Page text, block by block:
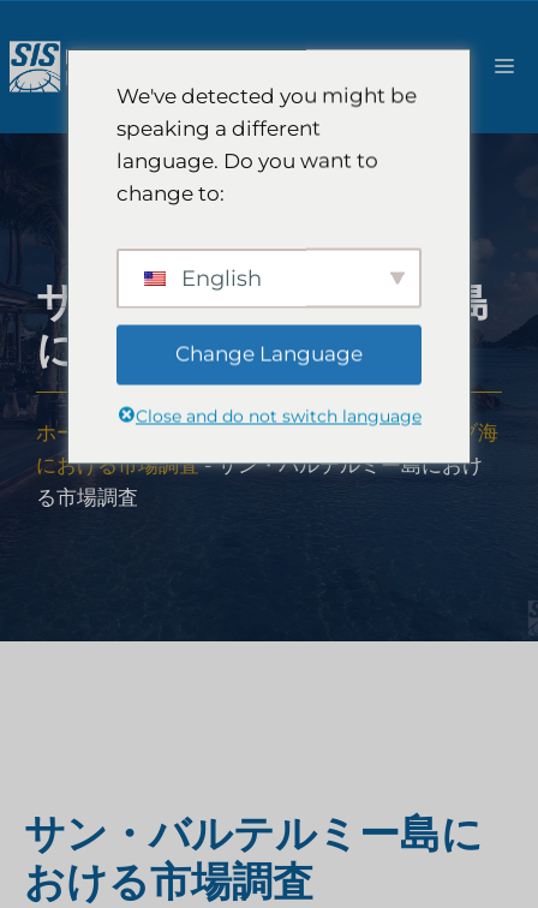
ン
テ
プ
メ
サン・バルテルミー島
における市場調査
ホーム 市場調査の範囲-アメリカ大陸-カリブ海
における市場調査-サン・バルテルミー島におけ
る市場調査
サン・バルテルミー島に
おける市場調査
We've detected you might be
speaking a different
language. Do you want to
change to:
English
Change Language
Close and do not switch language